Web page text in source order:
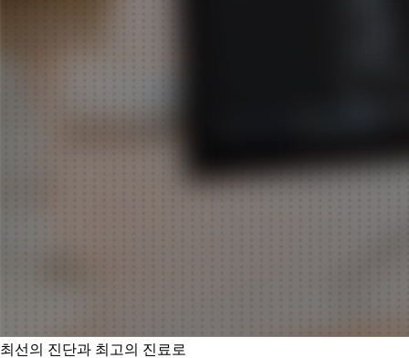
최선의 진단과 최고의 진료로